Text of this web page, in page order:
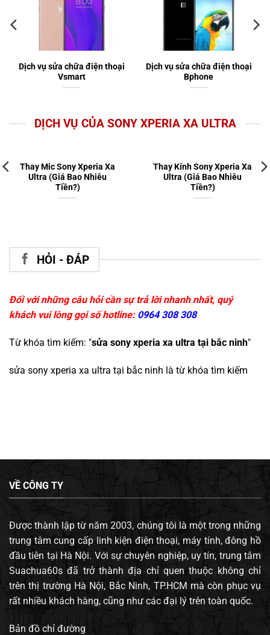
Dịch vụ sửa chữa điện thoại
Vsmart
Dịch vụ sửa chữa điện thoại
Bphone
DỊCH VỤ CỦA SONY XPERIA XA ULTRA
Thay Mic Sony Xperia Xa
Ultra (Giá Bao Nhiêu
Tiền?)
Thay Kính Sony Xperia Xa
Ultra (Giá Bao Nhiêu
Tiền?)
HỎI - ĐÁP
Đối với những câu hỏi cần sự trả lời nhanh nhất, quý
khách vui lòng gọi số hotline: 0964 308 308
Từ khóa tìm kiếm: "sửa sony xperia xa ultra tại bắc ninh"
sửa sony xperia xa ultra tại bắc ninh là từ khóa tìm kiếm
VỀ CÔNG TY
Được thành lập từ năm 2003, chúng tôi là một trong những
trung tâm cung cấp linh kiện điện thoại, máy tính, đông hồ
đầu tiên tại Hà Nội. Với sự chuyên nghiệp, uy tín, trung tâm
Suachua60s đã trở thành địa chỉ quen thuộc không chỉ
trên thị trường Hà Nội, Bắc Ninh, TP.HCM mà còn phục vụ
rất nhiều khách hàng, cũng như các đại lý trên toàn quốc.
Bản đồ chỉ đường